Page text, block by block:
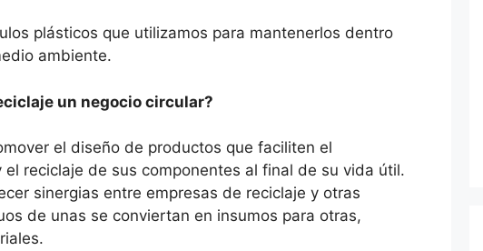
plásticos que utilizamos para mantenerlos dentro
ambiente.
un negocio circular?
el diseño de productos que faciliten el
reciclaje de sus componentes al final de su vida útil.
sinergias entre empresas de reciclaje y otras
de unas se conviertan en insumos para otras,